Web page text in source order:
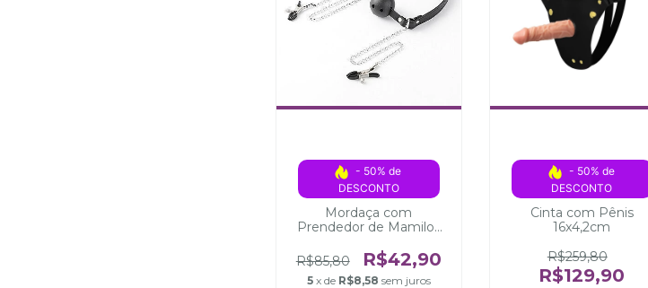
- 50% de
DESCONTO
Mordaça com
Prendedor de Mamilos
R$85,80
R$42,90
5 x de R$8,58 sem juros
- 50% de
DESCONTO
Cinta com Pênis
16x4,2cm
R$259,80
R$129,90